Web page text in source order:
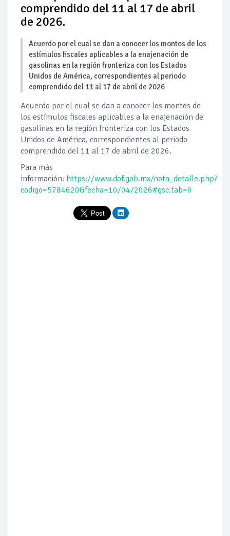
comprendido del 11 al 17 de abril
de 2026.
Acuerdo por el cual se dan a conocer los montos de los
estímulos fiscales aplicables a la enajenación de
gasolinas en la región fronteriza con los Estados
Unidos de América, correspondientes al periodo
comprendido del 11 al 17 de abril de 2026
Acuerdo por el cual se dan a conocer los montos de
los estímulos fiscales aplicables a la enajenación de
gasolinas en la región fronteriza con los Estados
Unidos de América, correspondientes al periodo
comprendido del 11 al 17 de abril de 2026.
Para más
información: https://www.dof.gob.mx/nota_detalle.php?
codigo=5784620&fecha=10/04/2026#gsc.tab=0